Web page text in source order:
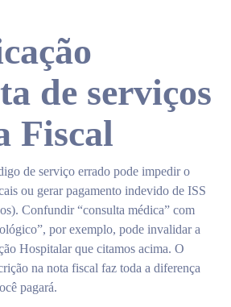
de serviços
Fiscal
de serviço errado pode impedir o
ou gerar pagamento indevido de ISS
Confundir “consulta médica” com
por exemplo, pode invalidar a
Hospitalar que citamos acima. O
na nota fiscal faz toda a diferença
pagará.